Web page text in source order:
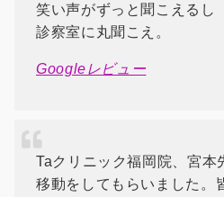
笑い声がずっと聞こえるし
診察室に丸聞こえ。
Googleレビュー
Taクリニック福岡院、宮本
移動をしてもらいました。